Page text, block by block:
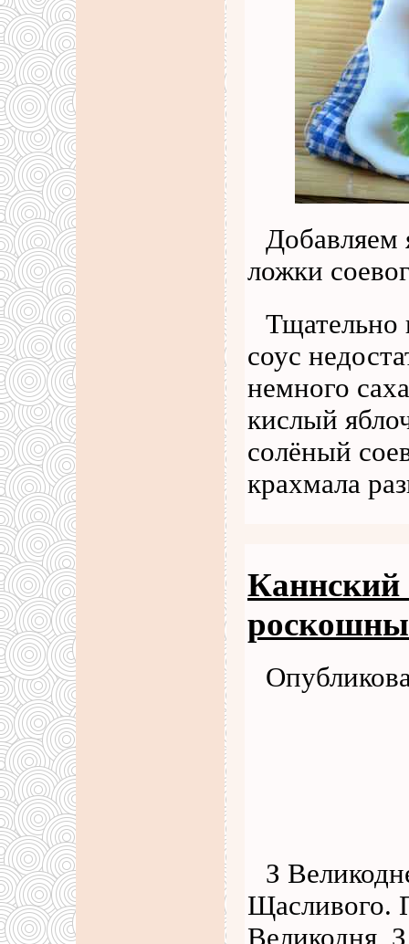
Добавляем
ложки
Тщательно
соус
немного
кислый
солёный
крахмала
Каннский
З
Щасливого.
Великодня,